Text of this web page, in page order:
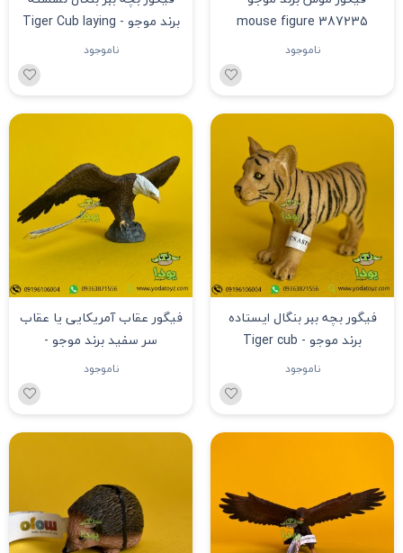
mouse figure 387235
ناموجود
برند موجو - Tiger Cub laying
Down figure 387009
ناموجود
فیگور بچه ببر بنگال ایستاده
برند موجو - Tiger cub
figure387009
ناموجود
فیگور عقاب آمریکایی یا عقاب
سر سفید برند موجو -
American Bald Eagle figure
ناموجود